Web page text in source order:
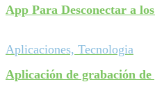
App Para Desconectar a
Aplicaciones, Tecnologia
Aplicación de grabación